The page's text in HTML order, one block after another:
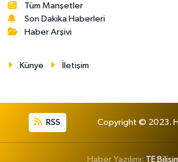
Tüm Manşetler
Son Dakika Haberleri
Haber Arşivi
Künye İletişim
RSS Copyright © 2023.
Haber Yazılımı: TE